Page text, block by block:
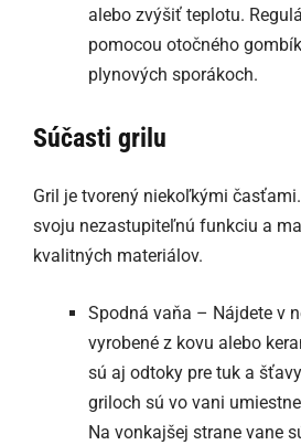
alebo zvýšiť teplotu.
pomocou otočného
plynových sporákoch.
Súčasti grilu
Gril je tvorený niekoľkými
svoju nezastupiteľnú funkciu a
kvalitných materiálov.
Spodná vaňa – Nájdete v
vyrobené z kovu alebo
sú aj odtoky pre tuk a
griloch sú vo vani
Na vonkajšej strane vane